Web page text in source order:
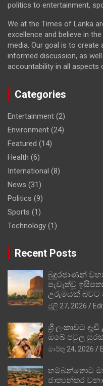
politics to entertainment,
We at the Times of Lanka
excellence and believe in
media. Our goal is to
informed discussion, as
accountability in all aspects
Categories
Entertainment (2)
Environment (24)
Featured (14)
Health (6)
International (8)
News (31)
Politics (9)
Sports (1)
Technology (1)
Recent Posts
බුදුරජාණන්
පැවැත්වූ
උරුමයක් බවට
ජූලි 27, 2026
ශ්‍රී ලංකාවට
ඔබේ පවුල
මාර්තු 24, 2026
හම්බන්තොට
ජාත්‍යන්තර